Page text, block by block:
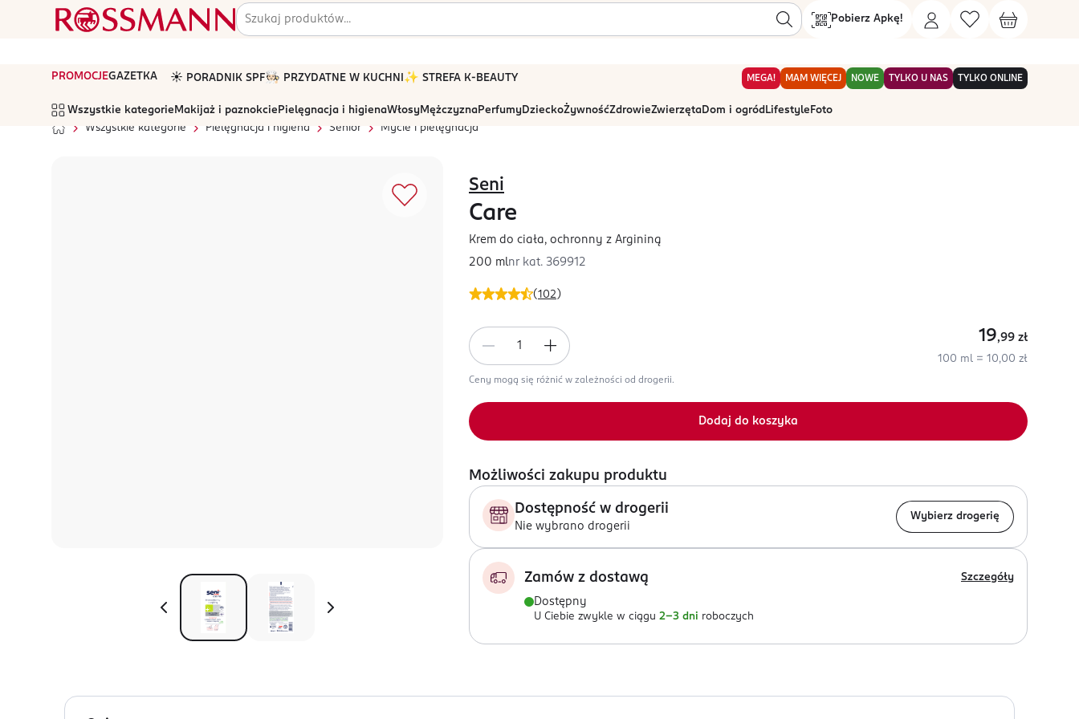
Pobierz Apkę!
PROMOCJEGAZETKA ☀️ PORADNIK SPF🧑🏻‍🍳 PRZYDATNE W KUCHNI ✨ STREFA K-BEAUTY MEGA! MAM WIĘCEJ NOWE TYLKO U NAS TYLKO ONLINE
Wszystkie kategorie Makijaż i paznokcie Pielęgnacja i higienaWłosyMężczyznaPerfumyDzieckoŻywnośćZdrowieZwierzętaDom i ogród Lifestyle Foto
Wszystkie kategorie
Pielęgnacja i higiena Senior Mycie i pielęgnacja
(102 )
Seni
Care
Krem do ciała, ochronny z Argininą
200 mlnr kat. 369912
19,99 zł
100 ml = 10,00 zł
Ceny mogą się różnić w zależności od drogerii.
Dodaj do koszyka
Możliwości zakupu produktu
Dostępność w drogerii
Nie wybrano drogerii
Wybierz drogerię
Zamów z dostawą Szczegóły
Dostępny
U Ciebie zwykle w ciągu 2-3 dni roboczych